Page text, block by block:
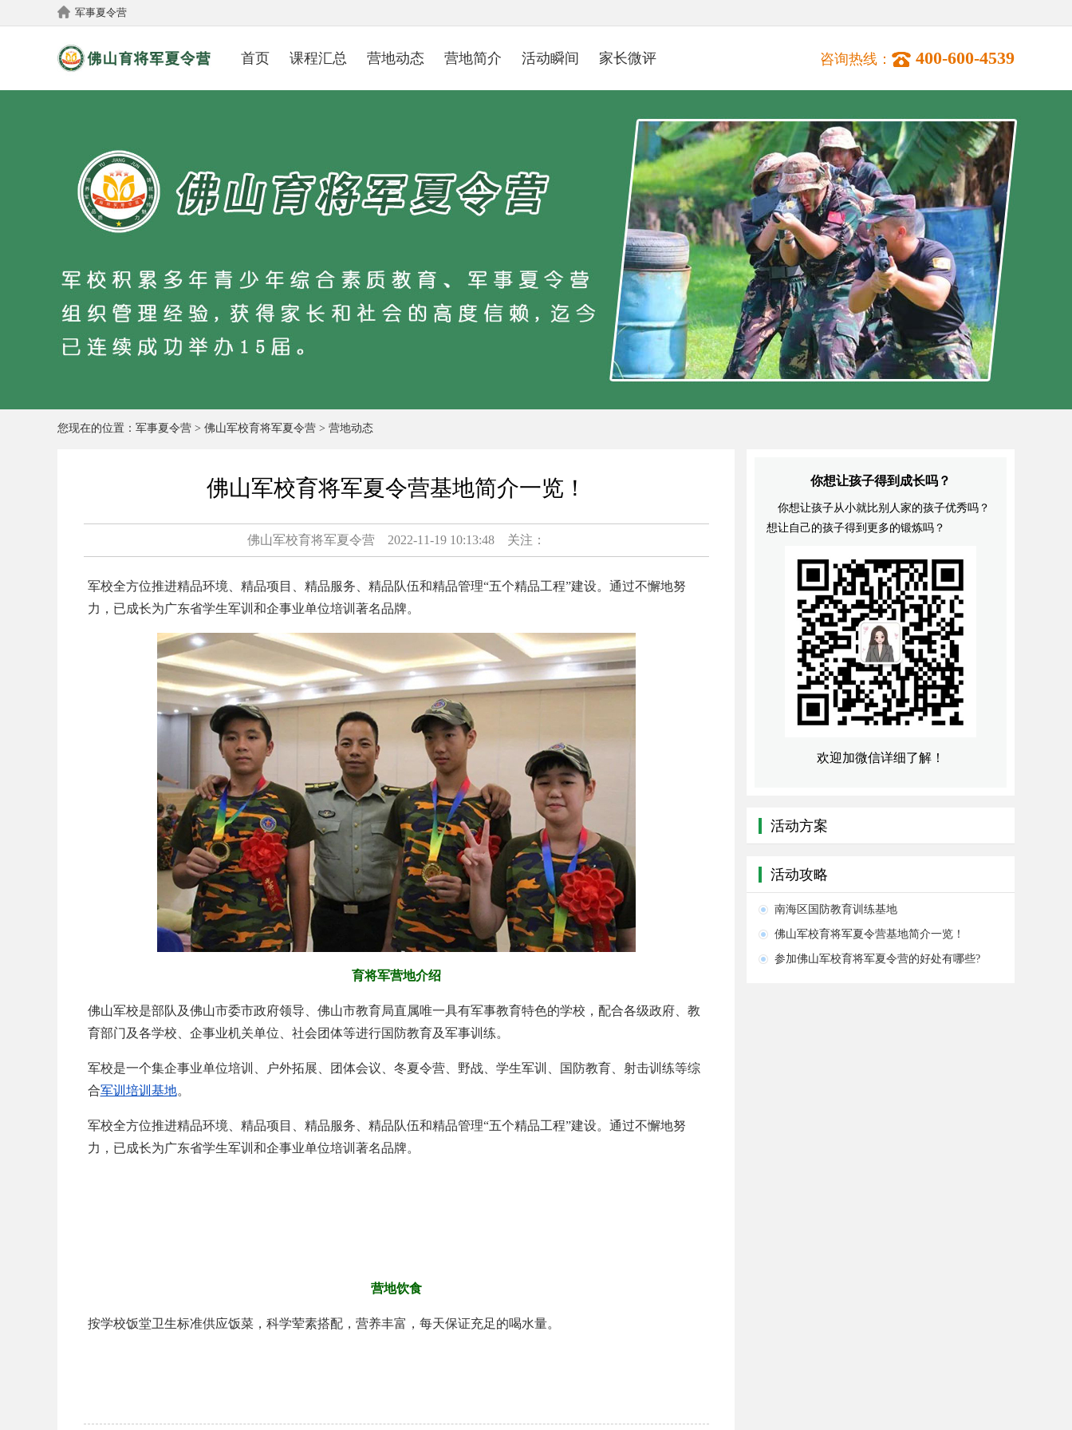
军事夏令营
首页 课程汇总 营地动态 营地简介 活动瞬间 家长微评 咨询热线： 400-600-4539
您现在的位置： 军事夏令营 > 佛山军校育将军夏令营 > 营地动态
佛山军校育将军夏令营基地简介一览！
佛山军校育将军夏令营 2022-11-19 10:13:48 关注：
军校全方位推进精品环境、精品项目、精品服务、精品队伍和精品管理“五个精品工程”建设。通过不懈地努
力，已成长为广东省学生军训和企事业单位培训著名品牌。
育将军营地介绍
佛山军校是部队及佛山市委市政府领导、佛山市教育局直属唯一具有军事教育特色的学校，配合各级政府、教
育部门及各学校、企事业机关单位、社会团体等进行国防教育及军事训练。
军校是一个集企事业单位培训、户外拓展、团体会议、冬夏令营、野战、学生军训、国防教育、射击训练等综
合军训培训基地。
军校全方位推进精品环境、精品项目、精品服务、精品队伍和精品管理“五个精品工程”建设。通过不懈地努
力，已成长为广东省学生军训和企事业单位培训著名品牌。
营地饮食
按学校饭堂卫生标准供应饭菜，科学荤素搭配，营养丰富，每天保证充足的喝水量。
你想让孩子得到成长吗？
你想让孩子从小就比别人家的孩子优秀吗？
想让自己的孩子得到更多的锻炼吗？
欢迎加微信详细了解！
活动方案
活动攻略
南海区国防教育训练基地
佛山军校育将军夏令营基地简介一览！
参加佛山军校育将军夏令营的好处有哪些?